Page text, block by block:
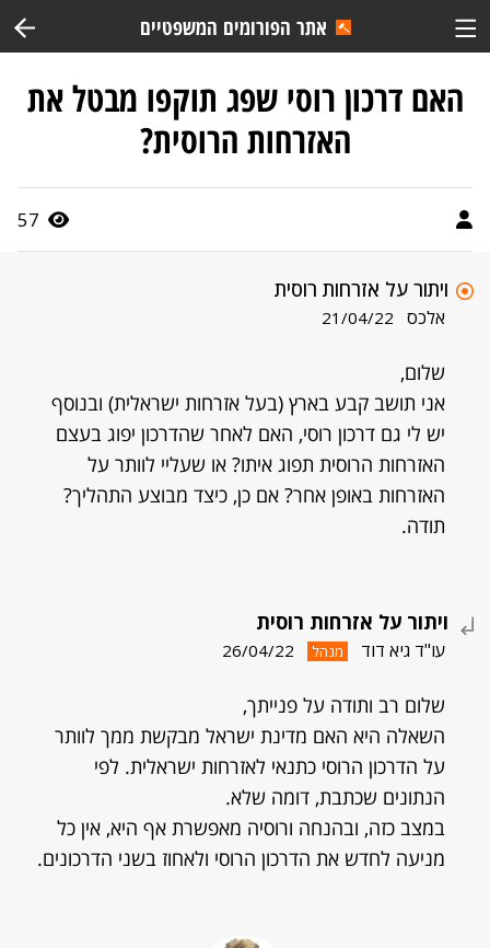
אתר הפורומים המשפטיים
האם דרכון רוסי שפג תוקפו מבטל את
האזרחות הרוסית?
57
ויתור על אזרחות רוסית
אלכס 21/04/22
שלום,
אני תושב קבע בארץ (בעל אזרחות ישראלית) ובנוסף
יש לי גם דרכון רוסי, האם לאחר שהדרכון יפוג בעצם
האזרחות הרוסית תפוג איתו? או שעליי לוותר על
האזרחות באופן אחר? אם כן, כיצד מבוצע התהליך?
תודה.
ויתור על אזרחות רוסית
עו"ד גיא דוד מנהל 26/04/22
שלום רב ותודה על פנייתך,
השאלה היא האם מדינת ישראל מבקשת ממך לוותר
על הדרכון הרוסי כתנאי לאזרחות ישראלית. לפי
הנתונים שכתבת, דומה שלא.
במצב כזה, ובהנחה ורוסיה מאפשרת אף היא, אין כל
מניעה לחדש את הדרכון הרוסי ולאחוז בשני הדרכונים.